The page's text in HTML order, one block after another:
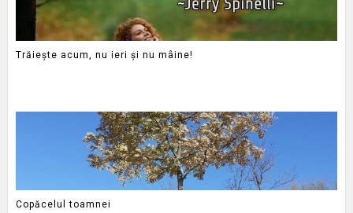
Trăiește acum, nu ieri și nu mâine!
Copăcelul toamnei